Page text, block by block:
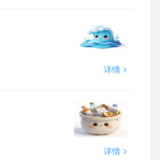
详情 >
详情 >